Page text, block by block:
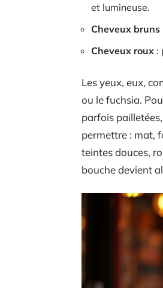
et lumineuse.
Cheveux bruns
Cheveux roux :
Les yeux, eux,
ou le fuchsia.
parfois
permettre : mat,
teintes douces,
bouche devient